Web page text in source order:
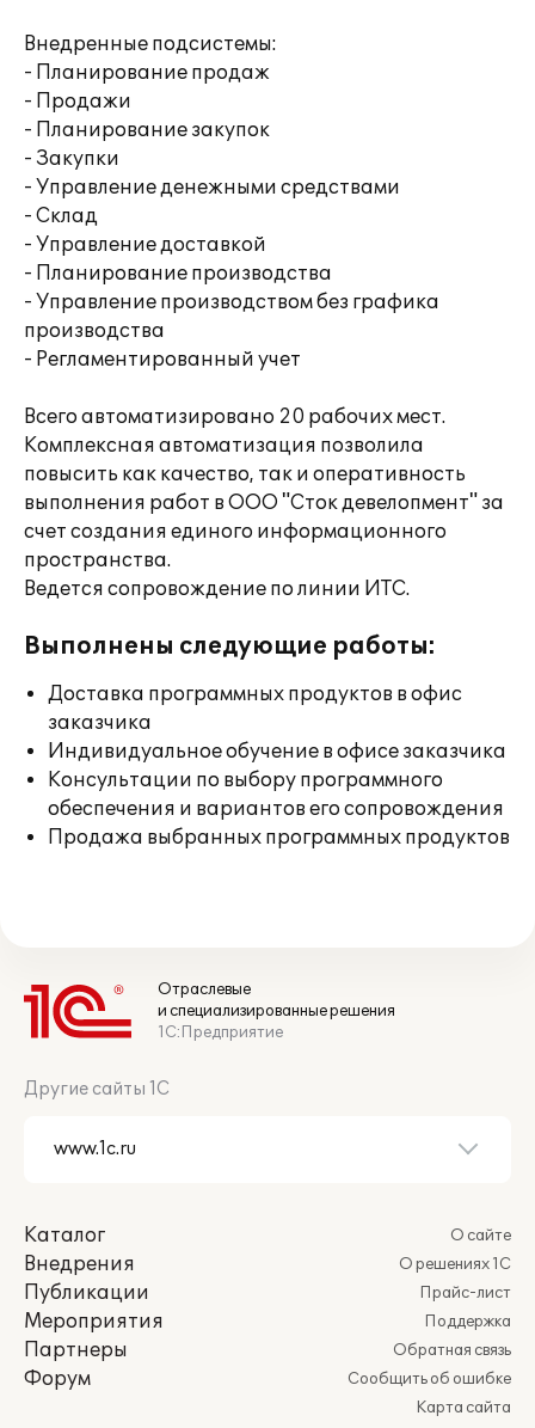
Внедренные подсистемы:
- Планирование продаж
- Продажи
- Планирование закупок
- Закупки
- Управление денежными средствами
- Склад
- Управление доставкой
- Планирование производства
- Управление производством без графика
производства
- Регламентированный учет
Всего автоматизировано 20 рабочих мест.
Комплексная автоматизация позволила
повысить как качество, так и оперативность
выполнения работ в ООО "Сток девелопмент" за
счет создания единого информационного
пространства.
Ведется сопровождение по линии ИТС.
Выполнены следующие работы:
Доставка программных продуктов в офис
заказчика
Индивидуальное обучение в офисе заказчика
Консультации по выбору программного
обеспечения и вариантов его сопровождения
Продажа выбранных программных продуктов
Отраслевые
и специализированные решения
1С:Предприятие
Другие сайты 1С
Каталог
Внедрения
Публикации
Мероприятия
Партнеры
Форум
О сайте
О решениях 1С
Прайс-лист
Поддержка
Обратная связь
Сообщить об ошибке
Карта сайта